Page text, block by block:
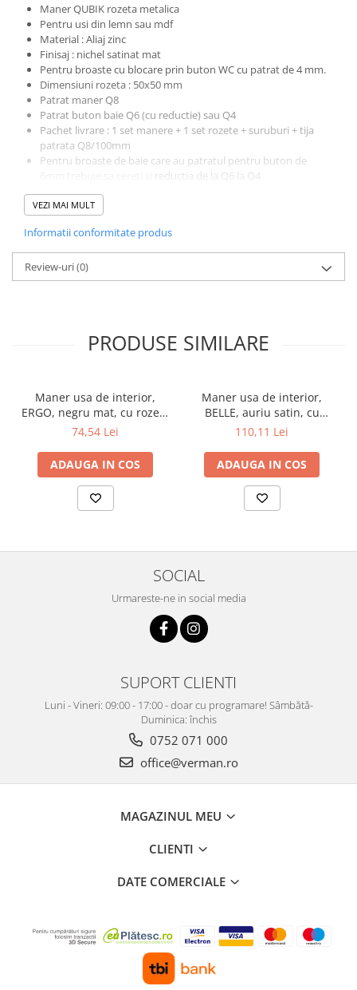
Maner QUBIK rozeta metalica
Pentru usi din lemn sau mdf
Material : Aliaj zinc
Finisaj : nichel satinat mat
Pentru broastecu blocare prin buton WC cu patrat de 4 mm.
Dimensiuni rozeta : 50x50 mm
Patrat maner Q8
Patrat buton baie Q6 (cu reductie) sau Q4
Pachet livrare : 1 set manere + 1 set rozete + suruburi + tija
patrata Q8/100mm
Pentru broaste de baie care au patratul pentru buton de
reductia de la Q6 la Q4
Producator : Domino
VEZI MAI MULT
Informatii conformitate produs
Review-uri(0)
PRODUSE SIMILARE
Maner usa de interior,
ERGO, negru mat, cu rozeta
cheie
74,54 Lei
ADAUGA IN COS
Maner usa de interior,
BELLE, auriu satin, cu
rozeta cheie
110,11 Lei
ADAUGA IN COS
SOCIAL
Urmareste-ne in social media
SUPORT CLIENTI
Luni - Vineri: 09:00 - 17:00 - doar cu programare! Sâmbătă-
Duminica: închis
0752 071 000
office@verman.ro
MAGAZINUL MEU
CLIENTI
DATE COMERCIALE